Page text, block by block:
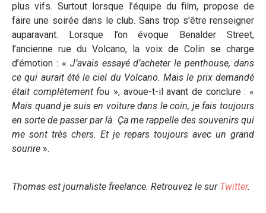
plus vifs. Surtout lorsque l’équipe du film, propose de
faire une soirée dans le club. Sans trop s’être renseigner
auparavant. Lorsque l’on évoque Benalder Street,
l’ancienne rue du Volcano, la voix de Colin se charge
d’émotion : « J’avais essayé d’acheter le penthouse, dans
ce qui aurait été le ciel du Volcano. Mais le prix demandé
était complètement fou », avoue-t-il avant de conclure : «
Mais quand je suis en voiture dans le coin, je fais toujours
en sorte de passer par là. Ça me rappelle des souvenirs qui
me sont très chers. Et je repars toujours avec un grand
sourire ».
Thomas est journaliste freelance. Retrouvez le sur Twitter.